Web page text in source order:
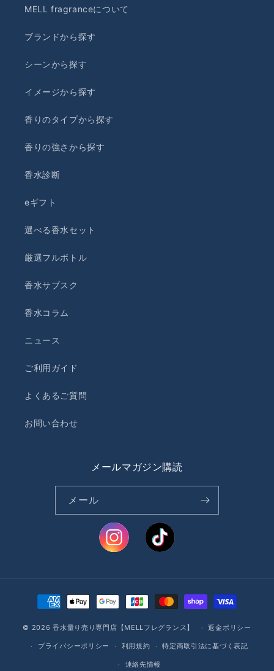
MELL fragranceについて
ブランドから探す
シーンから探す
イメージから探す
香りのタイプから探す
香りの強さから探す
香水診断
eギフト
選べる香水セット
厳選フルボトル
香水サブスク
香水コラム
ニュース
ご利用ガイド
よくあるご質問
お問い合わせ
メールマガジン購読
メール
決
済
方
法
© 2026香水量り売り専門店【MELLフレグランス】 返金ポリシー
プライバシーポリシー 利用規約 特定商取引法に基づく表記
連絡先情報